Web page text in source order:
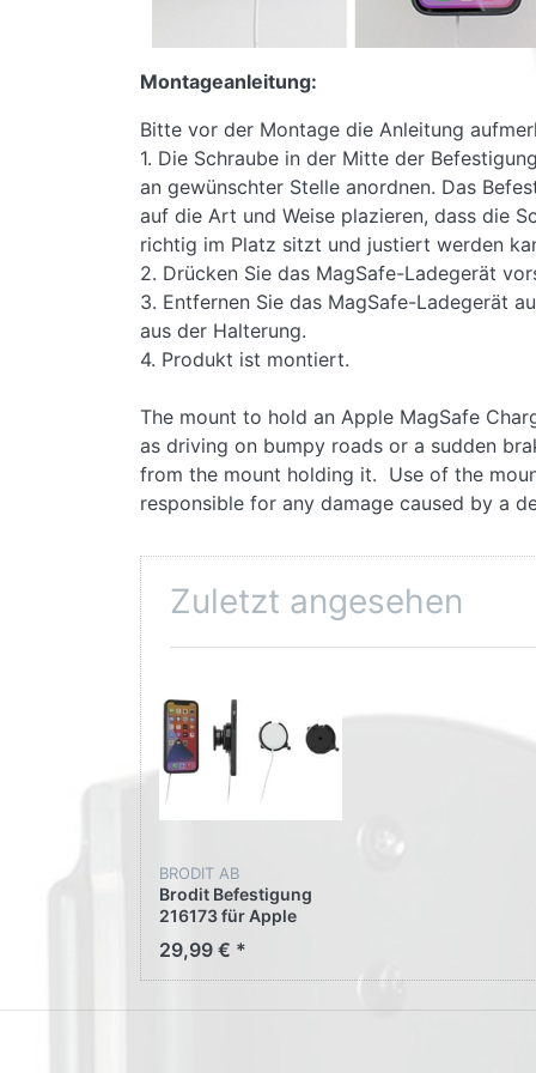
Montageanleitung:
Bitte vor der Montage die Anleitung
1. Die Schraube in der Mitte der
an gewünschter Stelle anordnen. Das
auf die Art und Weise plazieren, dass die
richtig im Platz sitzt und justiert werden
2. Drücken Sie das MagSafe-Ladegerät
3. Entfernen Sie das MagSafe-Ladegerät
aus der Halterung.
4. Produkt ist montiert.
The mount to hold an Apple MagSafe
as driving on bumpy roads or a sudden
from the mount holding it. Use of the
responsible for any damage caused by a
Zuletzt angesehen
BRODIT AB
Brodit Befestigung
216173 für Apple
29,99 € *